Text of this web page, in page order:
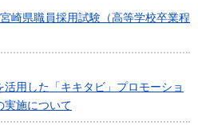
崎県職員採用試験（高等学校卒業程
活用した「キキタビ」プロモーショ
実施について